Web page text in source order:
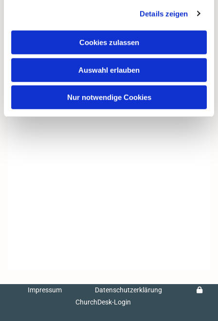
Details zeigen
Cookies zulassen
Auswahl erlauben
Nur notwendige Cookies
Dies könnte Sie auch
Impressum
Datenschutzerklärung
ChurchDesk-Login